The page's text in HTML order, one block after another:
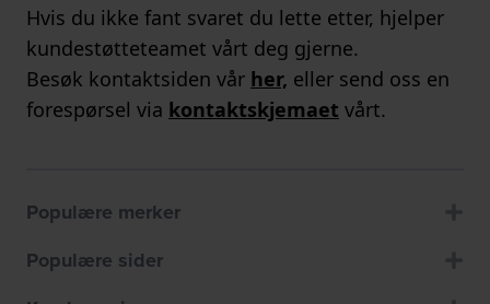
Hvis du ikke fant svaret du lette etter, hjelper
kundestøtteteamet vårt deg gjerne.
Besøk kontaktsiden vår her, eller send oss en
forespørsel via kontaktskjemaet vårt.
Populære merker
Populære sider